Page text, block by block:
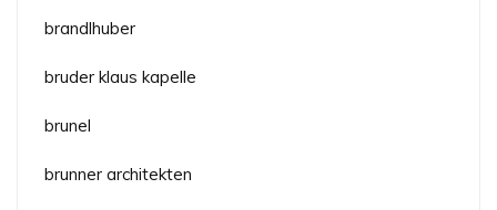
brandlhuber
bruder klaus kapelle
brunel
brunner architekten